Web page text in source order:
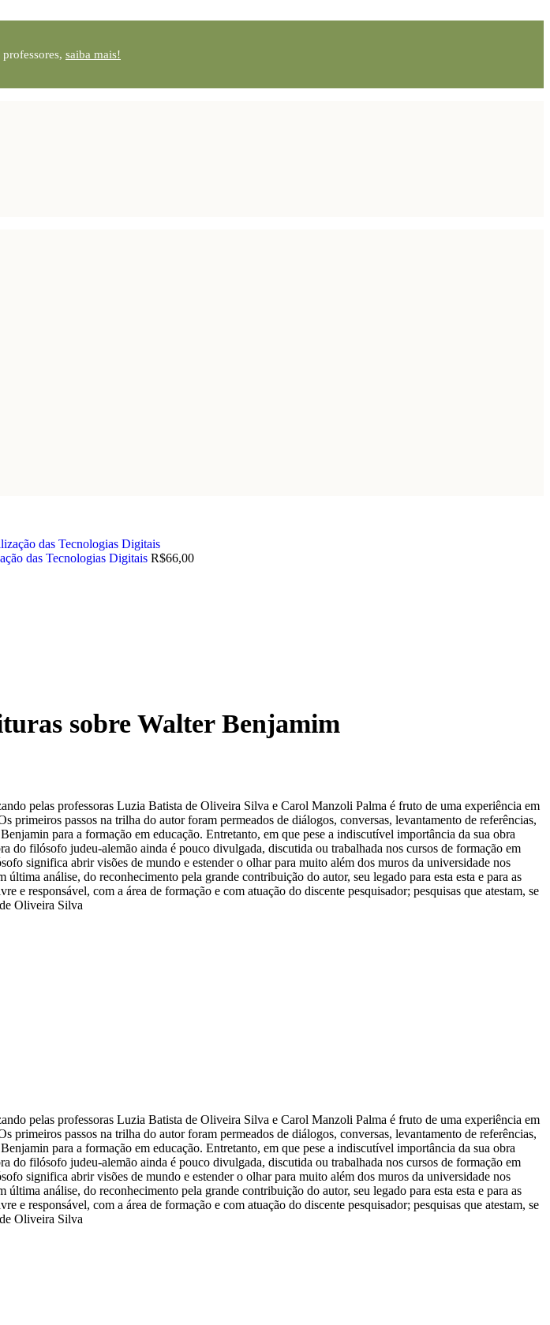
saiba mais!
das Tecnologias Digitais R$66,00
sobre Walter Benjamim
pelas professoras Luzia Batista de Oliveira Silva e Carol Manzoli Palma é fruto de uma experiência em
primeiros passos na trilha do autor foram permeados de diálogos, conversas, levantamento de referências,
para a formação em educação. Entretanto, em que pese a indiscutível importância da sua obra
do filósofo judeu-alemão ainda é pouco divulgada, discutida ou trabalhada nos cursos de formação em
significa abrir visões de mundo e estender o olhar para muito além dos muros da universidade nos
análise, do reconhecimento pela grande contribuição do autor, seu legado para esta esta e para as
responsável, com a área de formação e com atuação do discente pesquisador; pesquisas que atestam, se
Oliveira Silva
pelas professoras Luzia Batista de Oliveira Silva e Carol Manzoli Palma é fruto de uma experiência em
primeiros passos na trilha do autor foram permeados de diálogos, conversas, levantamento de referências,
para a formação em educação. Entretanto, em que pese a indiscutível importância da sua obra
do filósofo judeu-alemão ainda é pouco divulgada, discutida ou trabalhada nos cursos de formação em
significa abrir visões de mundo e estender o olhar para muito além dos muros da universidade nos
análise, do reconhecimento pela grande contribuição do autor, seu legado para esta esta e para as
responsável, com a área de formação e com atuação do discente pesquisador; pesquisas que atestam, se
Oliveira Silva